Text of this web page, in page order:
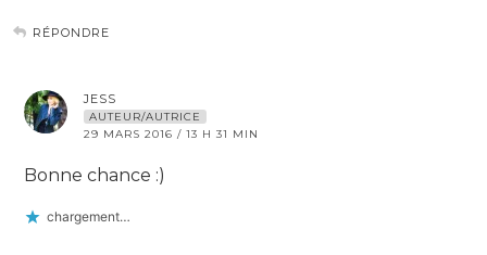
RÉPONDRE
JESS
AUTEUR/AUTRICE
29 MARS 2016 / 13 H 31 MIN
Bonne chance :)
chargement…